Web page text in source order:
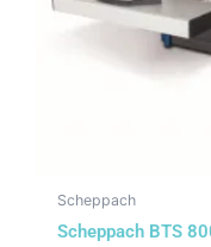
Scheppach
Scheppach BTS